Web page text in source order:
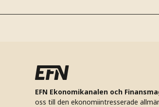
EFN Ekonomikanalen och
oss till den ekonomiintresserade